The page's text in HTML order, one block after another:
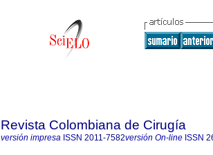
Revista Colombiana de Cirugía
versión impresa ISSN 2011-7582versión On-line ISSN